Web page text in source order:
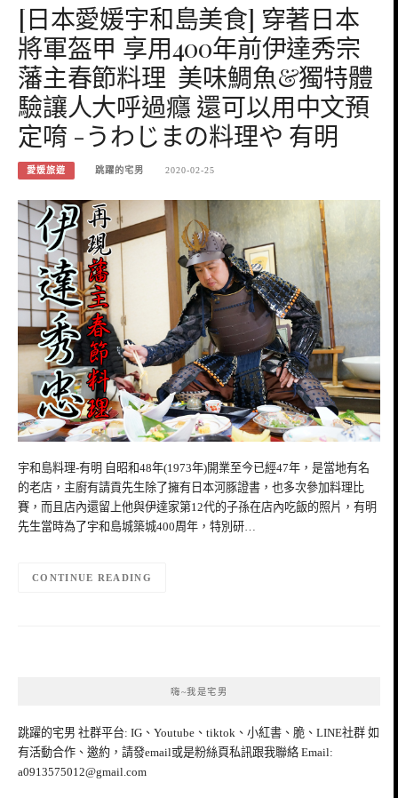
[日本愛媛宇和島美食] 穿著日本
將軍盔甲 享用400年前伊達秀宗
藩主春節料理 美味鯛魚&獨特體
驗讓人大呼過癮 還可以用中文預
定唷 -うわじまの料理や 有明
愛媛旅遊 跳躍的宅男 2020-02-25
宇和島料理-有明 自昭和48年(1973年)開業至今已經47年，是當地有名
的老店，主廚有請貢先生除了擁有日本河豚證書，也多次參加料理比
賽，而且店內還留上他與伊達家第12代的子孫在店內吃飯的照片，有明
先生當時為了宇和島城築城400周年，特別研…
CONTINUE READING
嗨~我是宅男
跳躍的宅男 社群平台: IG、Youtube、tiktok、小紅書、脆、LINE社群 如
有活動合作、邀約，請發email或是粉絲頁私訊跟我聯絡 Email:
a0913575012@gmail.com